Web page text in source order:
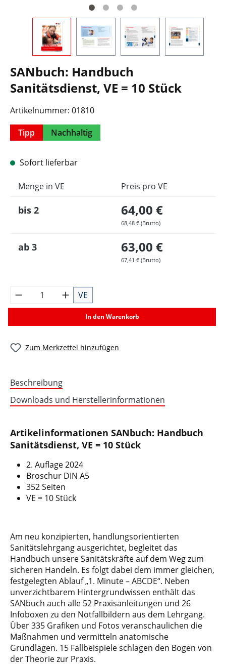
SANbuch: Handbuch
Sanitätsdienst, VE = 10 Stück
Artikelnummer: 01810
Tipp
Nachhaltig
Sofort lieferbar
Menge in VE Preis pro VE
bis 2 64,00 €
68,48 € (Brutto)
ab 3 63,00 €
67,41 € (Brutto)
VE
In den Warenkorb
Zum Merkzettel hinzufügen
Beschreibung
Downloads und Herstellerinformationen
Artikelinformationen SANbuch: Handbuch
Sanitätsdienst, VE = 10 Stück
2. Auflage 2024
Broschur DIN A5
352 Seiten
VE = 10 Stück
Am neu konzipierten, handlungsorientierten
Sanitätslehrgang ausgerichtet, begleitet das
Handbuch unsere Sanitätskräfte auf dem Weg zum
sicheren Handeln. Es folgt dabei dem immer gleichen,
festgelegten Ablauf „1. Minute – ABCDE“. Neben
unverzichtbarem Hintergrundwissen enthält das
SANbuch auch alle 52 Praxisanleitungen und 26
Infoboxen zu den Notfallbildern aus dem Lehrgang.
Über 335 Grafiken und Fotos veranschaulichen die
Maßnahmen und vermitteln anatomische
Grundlagen. 15 Fallbeispiele schlagen den Bogen von
der Theorie zur Praxis.